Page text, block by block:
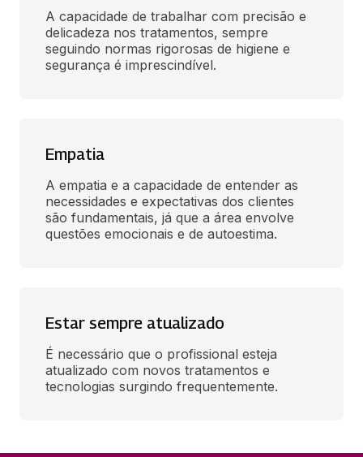
A capacidade de trabalhar com precisão e
delicadeza nos tratamentos, sempre
seguindo normas rigorosas de higiene e
segurança é imprescindível.
Empatia
A empatia e a capacidade de entender as
necessidades e expectativas dos clientes
são fundamentais, já que a área envolve
questões emocionais e de autoestima.
Estar sempre atualizado
É necessário que o profissional esteja
atualizado com novos tratamentos e
tecnologias surgindo frequentemente.